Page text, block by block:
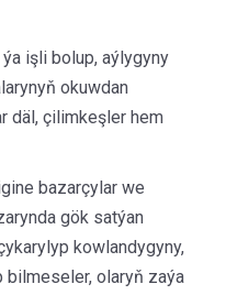
işli bolup, aýlygyny
okuwdan
däl, çilimkeşler hem
bazarçylar we
gök satýan
kowlandygyny,
bilmeseler, olaryň zaýa